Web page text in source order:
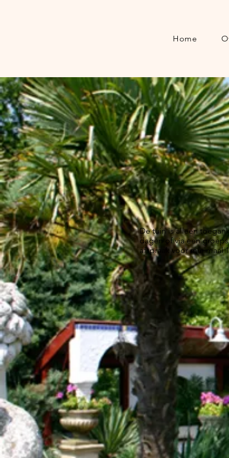
Home
De tuin is alleen
dagen of via een
afspraak voor minimaal